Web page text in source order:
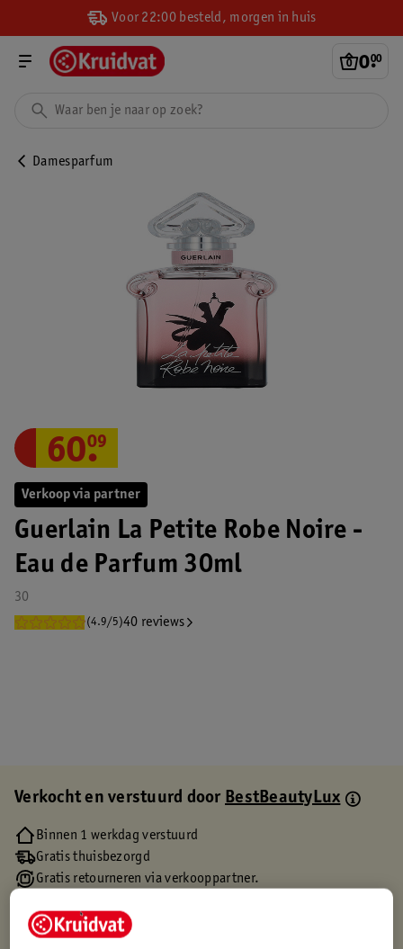
Voor 22:00 besteld, morgen in huis
0.
00
Damesparfum
Verkoop via partner
Guerlain La Petite Robe Noire -
Eau de Parfum 30ml
30
(4.9/5)40 reviews
60.
09
Verkocht en verstuurd doorBestBeautyLux
Binnen 1 werkdag verstuurd
Gratis thuisbezorgd
Gratis retourneren via verkooppartner.